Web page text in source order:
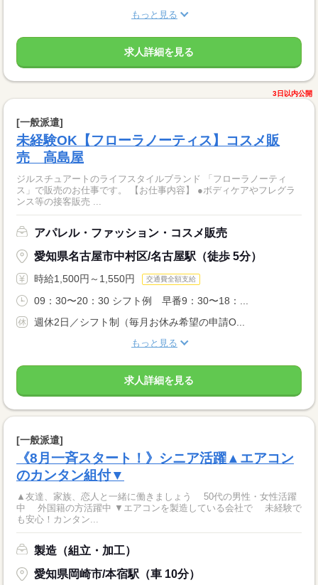
もっと見る
求人詳細を見る
3日以内公開
[一般派遣]
未経験OK【フローラノーティス】コスメ販
売 高島屋
ジルスチュアートのライフスタイルブランド 「フローラノーティ
ス」で販売のお仕事です。 【お仕事内容】 ●ボディケアやフレグラ
ンス等の接客販売 ...
アパレル・ファッション・コスメ販売
愛知県名古屋市中村区/名古屋駅（徒歩 5分）
時給1,500円～1,550円 交通費全額支給
09：30〜20：30 シフト例 早番9：30〜18：...
週休2日／シフト制（毎月お休み希望の申請O...
もっと見る
求人詳細を見る
[一般派遣]
《8月一斉スタート！》シニア活躍▲エアコン
のカンタン組付▼
▲友達、家族、恋人と一緒に働きましょう 50代の男性・女性活躍
中 外国籍の方活躍中 ▼エアコンを製造している会社で 未経験で
も安心！カンタン...
製造（組立・加工）
愛知県岡崎市/本宿駅（車 10分）